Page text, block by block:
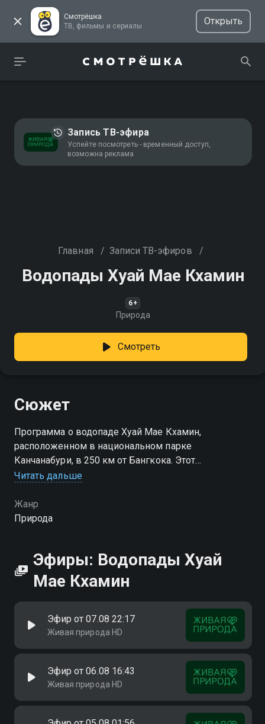
Смотрёшка
ТВ, фильмы и сериалы
Открыть
Запись ТВ-эфира
Успейте посмотреть - временный доступ,
возможна реклама
Главная / Записи ТВ-эфиров /
Водопады Хуай Мае Кхамин
6+
Природа
Смотреть
Сюжет
Программа о водопаде Хуай Мае Кхамин,
расположенном в национальном парке
Канчанабури, в 250 км от Бангкока. Этот
впечатляющий водопад состоит из 7 крупных
популярное место отдыха для местных жителей
Читать дальше
Жанр
Природа
Эфиры: Водопады Хуай
Мае Кхамин
Эфир от 07.08 22:17
Живая природа HD
Эфир от 06.08 16:43
Живая природа HD